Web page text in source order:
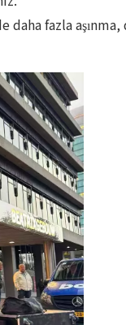
fazla